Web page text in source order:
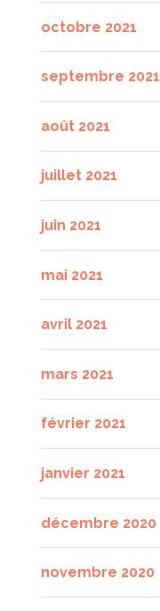
octobre 2021
septembre 2021
août 2021
juillet 2021
juin 2021
mai 2021
avril 2021
mars 2021
février 2021
janvier 2021
décembre 2020
novembre 2020